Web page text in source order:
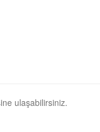
ulaşabilirsiniz.